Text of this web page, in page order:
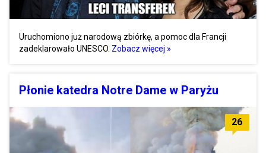
Uruchomiono już narodową zbiórkę, a pomoc dla Francji
zadeklarowało UNESCO. Zobacz więcej »
Płonie katedra Notre Dame w Paryżu
26